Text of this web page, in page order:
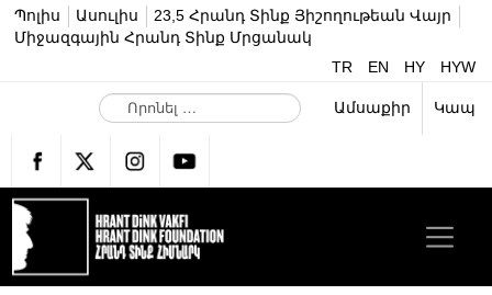
Պոլիս Ասուլիս
23,5 Հրանդ Տինք Յիշողութեան Վայր
Միջազգային Հրանդ Տինք Մրցանակ
TR
EN HY
HYW
Ո
ր
ե
…
Ամսաքիր Կապ